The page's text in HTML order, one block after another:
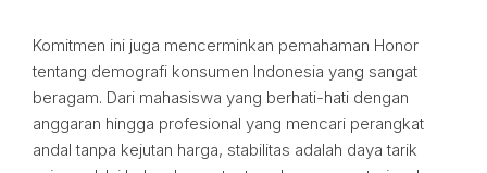
Komitmen ini juga mencerminkan pemahaman Honor
tentang demografi konsumen Indonesia yang sangat
beragam. Dari mahasiswa yang berhati-hati dengan
anggaran hingga profesional yang mencari perangkat
andal tanpa kejutan harga, stabilitas adalah daya tarik